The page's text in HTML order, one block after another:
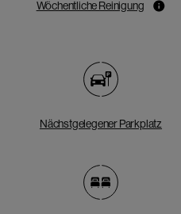
Wöchentliche Reinigung
Nächstgelegener Parkplatz